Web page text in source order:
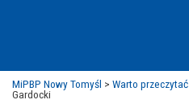
MiPBP Nowy Tomyśl > Warto przeczytać
Gardocki